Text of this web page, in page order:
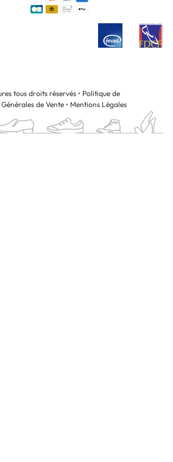
tous droits réservés • Politique de
de Vente • Mentions Légales